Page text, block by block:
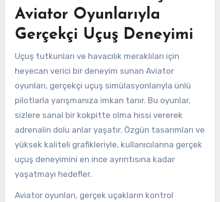
Aviator Oyunlarıyla
Gerçekçi Uçuş Deneyimi
Uçuş tutkunları ve havacılık meraklıları için
heyecan verici bir deneyim sunan Aviator
oyunları, gerçekçi uçuş simülasyonlarıyla ünlü
pilotlarla yarışmanıza imkan tanır. Bu oyunlar,
sizlere sanal bir kokpitte olma hissi vererek
adrenalin dolu anlar yaşatır. Özgün tasarımları ve
yüksek kaliteli grafikleriyle, kullanıcılarına gerçek
uçuş deneyimini en ince ayrıntısına kadar
yaşatmayı hedefler.
Aviator oyunları, gerçek uçakların kontrol